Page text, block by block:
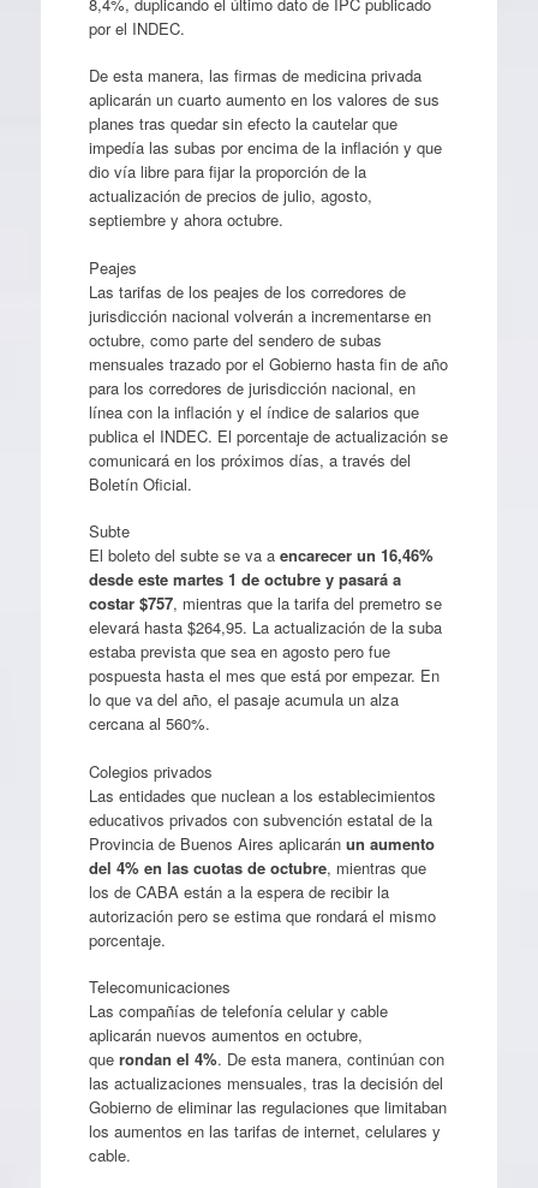
por el INDEC.
De esta manera, las firmas de medicina privada
aplicarán un cuarto aumento en los valores de sus
planes tras quedar sin efecto la cautelar que
impedía las subas por encima de la inflación y que
dio vía libre para fijar la proporción de la
actualización de precios de julio, agosto,
septiembre y ahora octubre.
Peajes
Las tarifas de los peajes de los corredores de
jurisdicción nacional volverán a incrementarse en
octubre, como parte del sendero de subas
mensuales trazado por el Gobierno hasta fin de año
para los corredores de jurisdicción nacional, en
línea con la inflación y el índice de salarios que
publica el INDEC. El porcentaje de actualización se
comunicará en los próximos días, a través del
Boletín Oficial.
Subte
El boleto del subte se va a encarecer un 16,46%
desde este martes 1 de octubre y pasará a
costar $757, mientras que la tarifa del premetro se
elevará hasta $264,95. La actualización de la suba
estaba prevista que sea en agosto pero fue
pospuesta hasta el mes que está por empezar. En
lo que va del año, el pasaje acumula un alza
cercana al 560%.
Colegios privados
Las entidades que nuclean a los establecimientos
educativos privados con subvención estatal de la
Provincia de Buenos Aires aplicarán un aumento
del 4% en las cuotas de octubre, mientras que
los de CABA están a la espera de recibir la
autorización pero se estima que rondará el mismo
porcentaje.
Telecomunicaciones
Las compañías de telefonía celular y cable
aplicarán nuevos aumentos en octubre,
querondan el 4%. De esta manera, continúan con
las actualizaciones mensuales, tras la decisión del
Gobierno de eliminar las regulaciones que limitaban
los aumentos en las tarifas de internet, celulares y
cable.